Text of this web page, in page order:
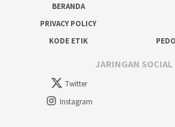
BERANDA
PRIVACY POLICY
KODE ETIK
JARINGAN SOCIAL
Twitter
Instagram